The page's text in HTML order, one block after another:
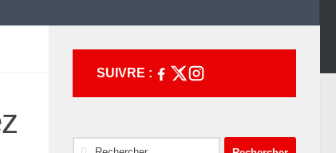
SUIVRE :
Rechercher :